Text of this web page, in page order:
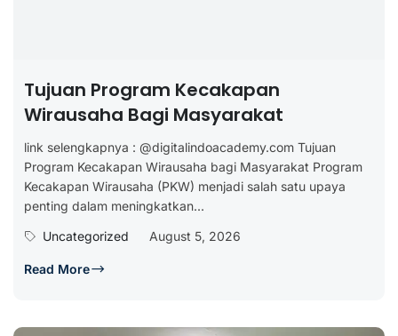
Tujuan Program Kecakapan
Wirausaha Bagi Masyarakat
link selengkapnya : @digitalindoacademy.com Tujuan
Program Kecakapan Wirausaha bagi Masyarakat Program
Kecakapan Wirausaha (PKW) menjadi salah satu upaya
penting dalam meningkatkan...
Uncategorized
August 5, 2026
Read More